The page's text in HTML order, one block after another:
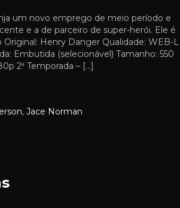
um novo emprego de meio período e
e a de parceiro de super-herói. Ele é
Henry Danger Qualidade: WEB-L
Embutida (selecionável) Tamanho: 550
2ª Temporada – […]
, Jace Norman